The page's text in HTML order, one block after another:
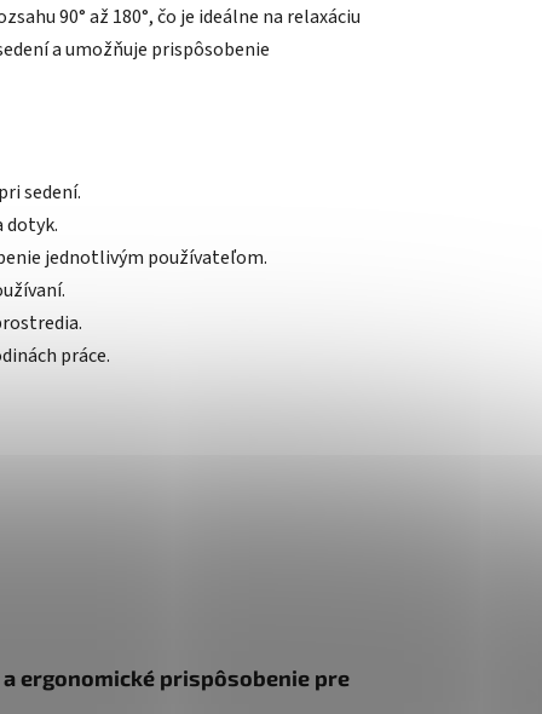
90° až 180°, čo je ideálne na relaxáciu
a umožňuje prispôsobenie
sedení.
dotyk.
jednotlivým používateľom.
práce.
ergonomické prispôsobenie pre